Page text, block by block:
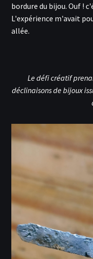
bordure du bijou. Ouf !
L'expérience m'avait
allée.
Le défi créatif
déclinaisons de bijoux